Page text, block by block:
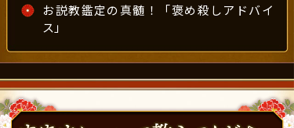
お説教鑑定の真髄！「褒め殺しアドバイ
ス」